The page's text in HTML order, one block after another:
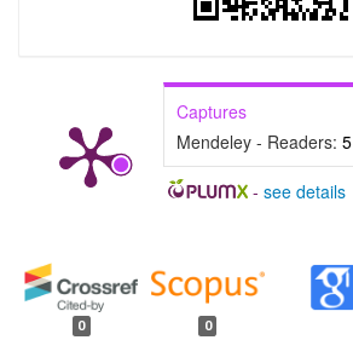
Captures
Mendeley - Readers: 5
- see details
0 0